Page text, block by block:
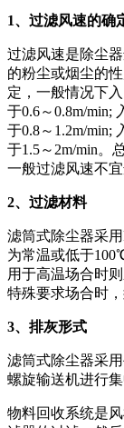
1、过滤风速的确
过滤风速是除尘
的粉尘或烟尘的
定，一般情况下
于0.6～0.8m/min;
于0.8～1.2m/min;
于1.5～2m/min。
一般过滤风速不宜
2、过滤材料
滤筒式除尘器采
为常温或低于
用于高温场合时
特殊要求场合时
3、排灰形式
滤筒式除尘器采
螺旋输送机进行集
物料回收系统是